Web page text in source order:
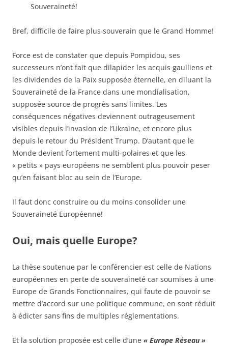
Souveraineté!
Bref, difficile de faire plus souverain que le Grand Homme!
Force est de constater que depuis Pompidou, ses
successeurs n’ont fait que dilapider les acquis gaulliens et
les dividendes de la Paix supposée éternelle, en diluant la
Souveraineté de la France dans une mondialisation,
supposée source de progrès sans limites. Les
conséquences négatives deviennent outrageusement
visibles depuis l’invasion de l’Ukraine, et encore plus
depuis le retour du Président Trump. D’autant que le
Monde devient fortement multi-polaires et que les
« petits » pays européens ne semblent plus pouvoir peser
qu’en faisant bloc au sein de l’Europe.
Il faut donc construire ou du moins consolider une
Souveraineté Européenne!
Oui, mais quelle Europe?
La thèse soutenue par le conférencier est celle de Nations
européennes en perte de souveraineté car soumises à une
Europe de Grands Fonctionnaires, qui faute de pouvoir se
mettre d’accord sur une politique commune, en sont réduit
à édicter sans fins de multiples réglementations.
Et la solution proposée est celle d’une « Europe Réseau »